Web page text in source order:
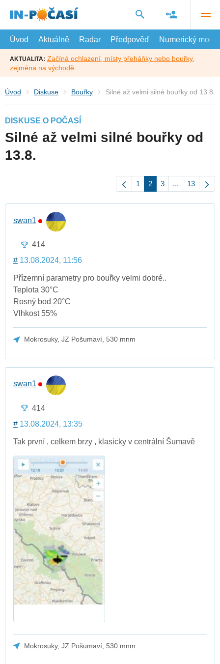
hlavní
Úvod
Aktuálně Radar Předpověď Numerický model
AKTUALITA: Začíná ochlazení, místy přeháňky nebo bouřky,
zejména na východě
Úvod Diskuse Bouřky Silné až velmi silné bouřky od 13.8.
DISKUSE O POČASÍ
Silné až velmi silné bouřky od
13.8.
1 2 3 ... 13
swan1
414
# 13.08.2024, 11:56
Přízemní parametry pro bouřky velmi dobré..
Teplota 30°C
Rosný bod 20°C
Vlhkost 55%
Mokrosuky, JZ Pošumaví, 530 mnm
swan1
414
# 13.08.2024, 13:35
Tak první , celkem brzy , klasicky v centrální Šumavě
Mokrosuky, JZ Pošumaví, 530 mnm